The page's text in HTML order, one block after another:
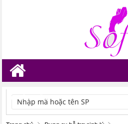
TÌM KIẾM